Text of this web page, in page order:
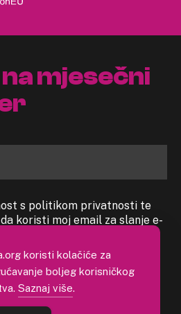
mjesečni
s politikom privatnosti te
koristi moj email za slanje e-
koristi kolačiće za
boljeg korisničkog
Saznaj više.